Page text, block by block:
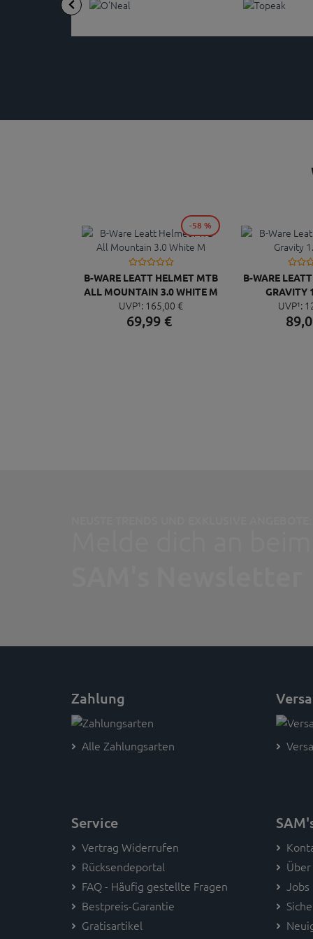
B-WARE LEATT HELMET MTB
ALL MOUNTAIN 3.0 WHITE M
UVP¹: 165, 00 €
69,99€
-58 %
B-WARE
GRAVITY
UVP¹:
89,
Zahlung
Alle Zahlungsarten
Service
Vertrag Widerrufen
Rücksendeportal
FAQ - Häufig gestellte Fragen
Bestpreis-Garantie
Gratisartikel
Jobs